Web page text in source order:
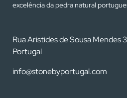
excelência da pedra natural
Rua Aristides de Sousa Mendes
Portugal
info@stonebyportugal.com